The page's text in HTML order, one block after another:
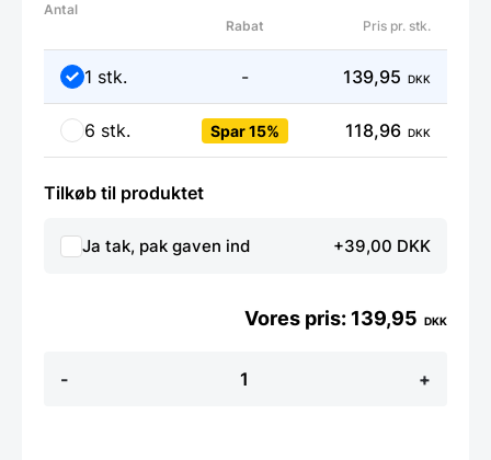
Antal
Rabat
Pris pr. stk.
1 stk. - 139,95 DKK
6 stk. Spar 15% 118,96 DKK
Tilkøb til produktet
Ja tak, pak gaven ind +39,00 DKK
- +
139,95 DKK